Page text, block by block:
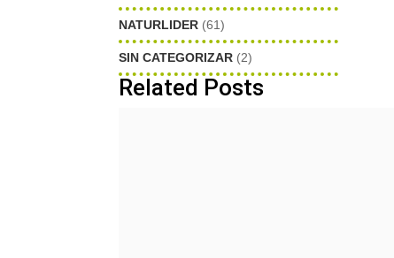
NATURLIDER (61)
SIN CATEGORIZAR (2)
Related Posts